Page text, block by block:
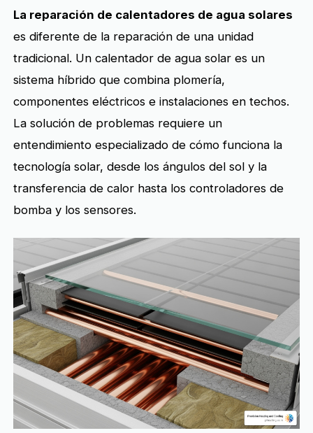
La reparación de calentadores de agua solares
es diferente de la reparación de una unidad
tradicional. Un calentador de agua solar es un
sistema híbrido que combina plomería,
componentes eléctricos e instalaciones en techos.
La solución de problemas requiere un
entendimiento especializado de cómo funciona la
tecnología solar, desde los ángulos del sol y la
transferencia de calor hasta los controladores de
bomba y los sensores.